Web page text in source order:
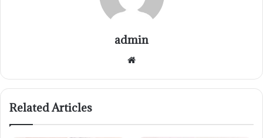
admin
Website
Related Articles